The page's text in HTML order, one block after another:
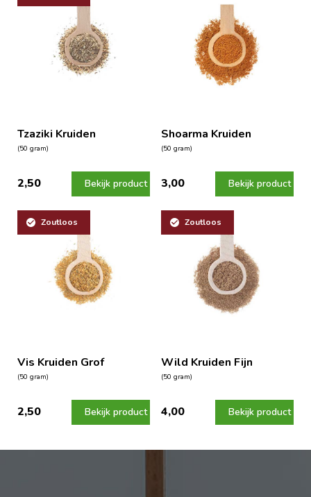
Tzaziki Kruiden
(50 gram)
2,50 Bekijk product
Shoarma Kruiden
(50 gram)
3,00 Bekijk product
Zoutloos
Vis Kruiden Grof
(50 gram)
2,50 Bekijk product
Zoutloos
Wild Kruiden Fijn
(50 gram)
4,00 Bekijk product